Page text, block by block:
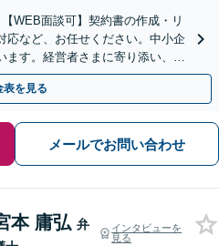
WEB面談可】契約書の作成・リ
応など、お任せください。中小企
ます。経営者さまに寄り添い、背
す。
表を見る
メールでお問い合わせ
本 庸弘 弁
インタビューを
見る